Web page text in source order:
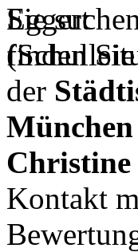
Sie
finden
der
München
Kontakt